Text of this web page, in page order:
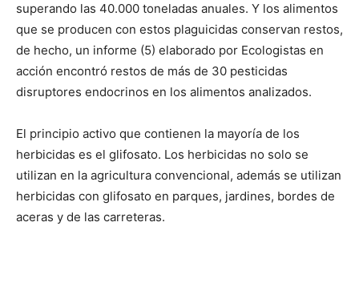
superando las 40.000 toneladas anuales. Y los alimentos
que se producen con estos plaguicidas conservan restos,
de hecho, un informe (5) elaborado por Ecologistas en
acción encontró restos de más de 30 pesticidas
disruptores endocrinos en los alimentos analizados.
El principio activo que contienen la mayoría de los
herbicidas es el glifosato. Los herbicidas no solo se
utilizan en la agricultura convencional, además se utilizan
herbicidas con glifosato en parques, jardines, bordes de
aceras y de las carreteras.